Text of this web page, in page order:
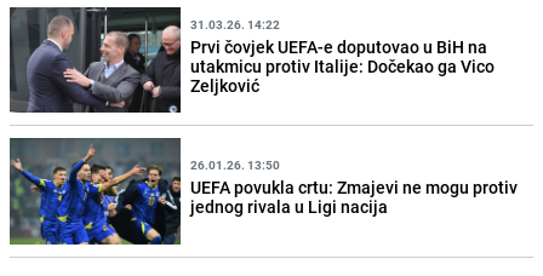
31.03.26. 14:22
Prvi čovjek UEFA-e doputovao u BiH na
utakmicu protiv Italije: Dočekao ga Vico
Zeljković
26.01.26. 13:50
UEFA povukla crtu: Zmajevi ne mogu protiv
jednog rivala u Ligi nacija